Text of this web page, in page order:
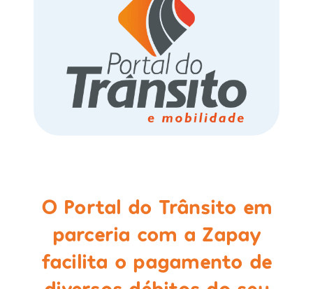
O Portal do Trânsito em
parceria com a Zapay
facilita o pagamento de